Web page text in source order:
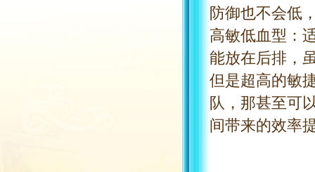
防御也不会低
高敏低血型：
能放在后排，
但是超高的敏
队，那甚至可
间带来的效率